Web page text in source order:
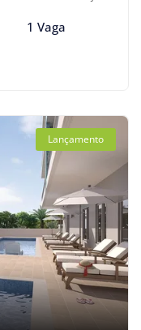
1 Vaga
Lançamento